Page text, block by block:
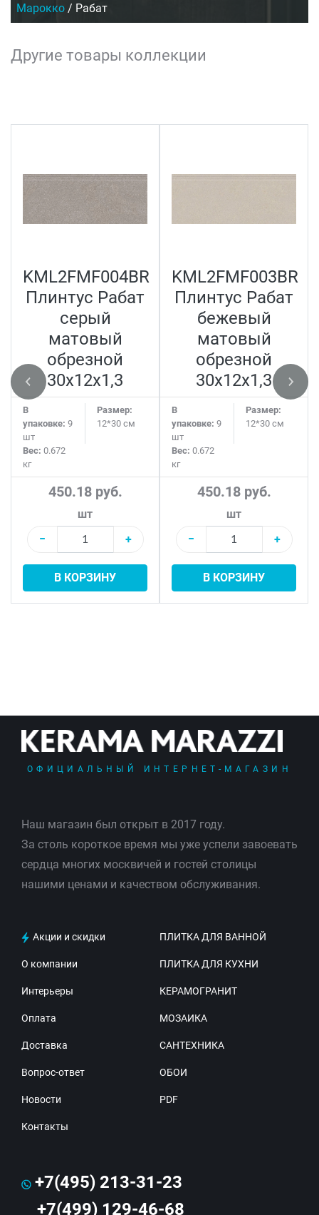
Марокко / Рабат
Другие товары коллекции
KML2FMF004BR
Плинтус Рабат
серый
матовый
обрезной
30x12x1,3
В
упаковке: 9
шт
Размер:
12*30 см
Вес: 0.672
кг
450.18 руб.
шт
−
+
В КОРЗИНУ
KML2FMF003BR
Плинтус Рабат
бежевый
матовый
обрезной
30x12x1,3
В
упаковке: 9
шт
Размер:
12*30 см
Вес: 0.672
кг
450.18 руб.
шт
−
+
В КОРЗИНУ
ОФИЦИАЛЬНЫЙ ИНТЕРНЕТ-МАГАЗИН
Наш магазин был открыт в 2017 году.
За столь короткое время мы уже успели завоевать
сердца многих москвичей и гостей столицы
нашими ценами и качеством обслуживания.
Акции и скидки
О компании
Интерьеры
Оплата
Доставка
Вопрос-ответ
Новости
Контакты
ПЛИТКА ДЛЯ ВАННОЙ
ПЛИТКА ДЛЯ КУХНИ
КЕРАМОГРАНИТ
МОЗАИКА
САНТЕХНИКА
ОБОИ
PDF
+7(495) 213-31-23
+7(499) 129-46-68